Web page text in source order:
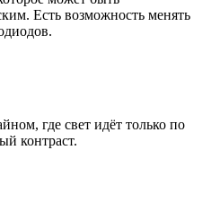
Есть возможность менять
где свет идёт только по
контраст.